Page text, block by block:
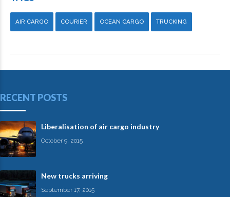
AIR CARGO COURIER OCEAN CARGO TRUCKING
RECENT POSTS
Liberalisation of air cargo industry
October 9, 2015
New trucks arriving
September 17, 2015